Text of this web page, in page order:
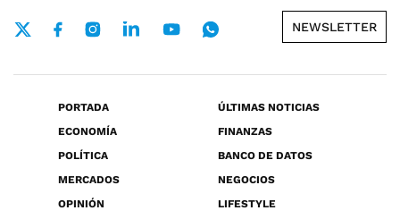
NEWSLETTER
PORTADA
ÚLTIMAS NOTICIAS
ECONOMÍA
FINANZAS
POLÍTICA
BANCO DE DATOS
MERCADOS
NEGOCIOS
OPINIÓN
LIFESTYLE